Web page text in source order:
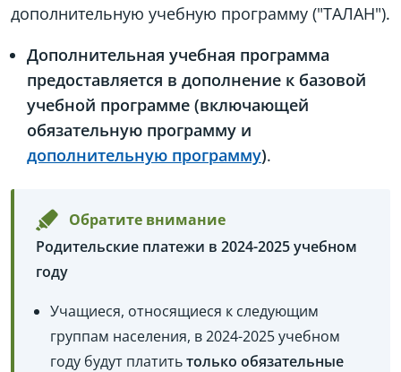
дополнительную учебную программу ("ТАЛАН").
Дополнительная учебная программа
предоставляется в дополнение к базовой
учебной программе (включающей
обязательную программу и
дополнительную программу).
Обратите внимание
Родительские платежи в 2024-2025 учебном
году
Учащиеся, относящиеся к следующим
группам населения, в 2024-2025 учебном
году будут платитьтолько обязательные